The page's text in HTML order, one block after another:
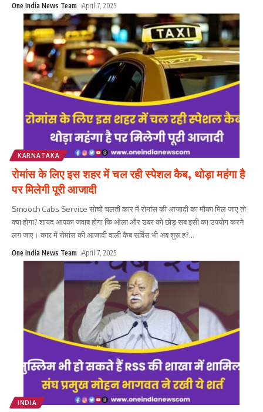
One India News Team April 7, 2025
KARNATAKA
रोमांस के लिए इस शहर में चल रही स्पेशल कैब, थोड़ा महंगा है
पर मिलेगी पूरी आजादी
Smooch Cabs Service सोचों चलती कार में रोमांस की आजादी का मौका मिल जाए तो
क्या होगा? शायद आपका जवाब होगा कि ओला और उबर को छोड़ सब इसी का उपयोग करने
लग जाए। कार में रोमांस की आजादी वाली कैब सर्विस भी अब शुरू ह?...
One India News Team April 7, 2025
INDIA